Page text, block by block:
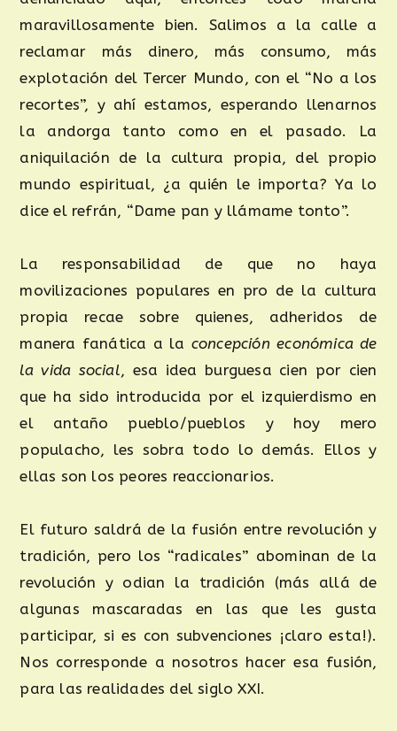
maravillosamente bien. Salimos a la calle a
reclamar más dinero, más consumo, más
explotación del Tercer Mundo, con el “No a los
recortes”, y ahí estamos, esperando llenarnos
la andorga tanto como en el pasado. La
aniquilación de la cultura propia, del propio
mundo espiritual, ¿a quién le importa? Ya lo
dice el refrán, “Dame pan y llámame tonto”.
La responsabilidad de que no haya
movilizaciones populares en pro de la cultura
propia recae sobre quienes, adheridos de
manera fanática a la concepción económica de
la vida social, esa idea burguesa cien por cien
que ha sido introducida por el izquierdismo en
el antaño pueblo/pueblos y hoy mero
populacho, les sobra todo lo demás. Ellos y
ellas son los peores reaccionarios.
El futuro saldrá de la fusión entre revolución y
tradición, pero los “radicales” abominan de la
revolución y odian la tradición (más allá de
algunas mascaradas en las que les gusta
participar, si es con subvenciones ¡claro esta!).
Nos corresponde a nosotros hacer esa fusión,
para las realidades del siglo XXI.